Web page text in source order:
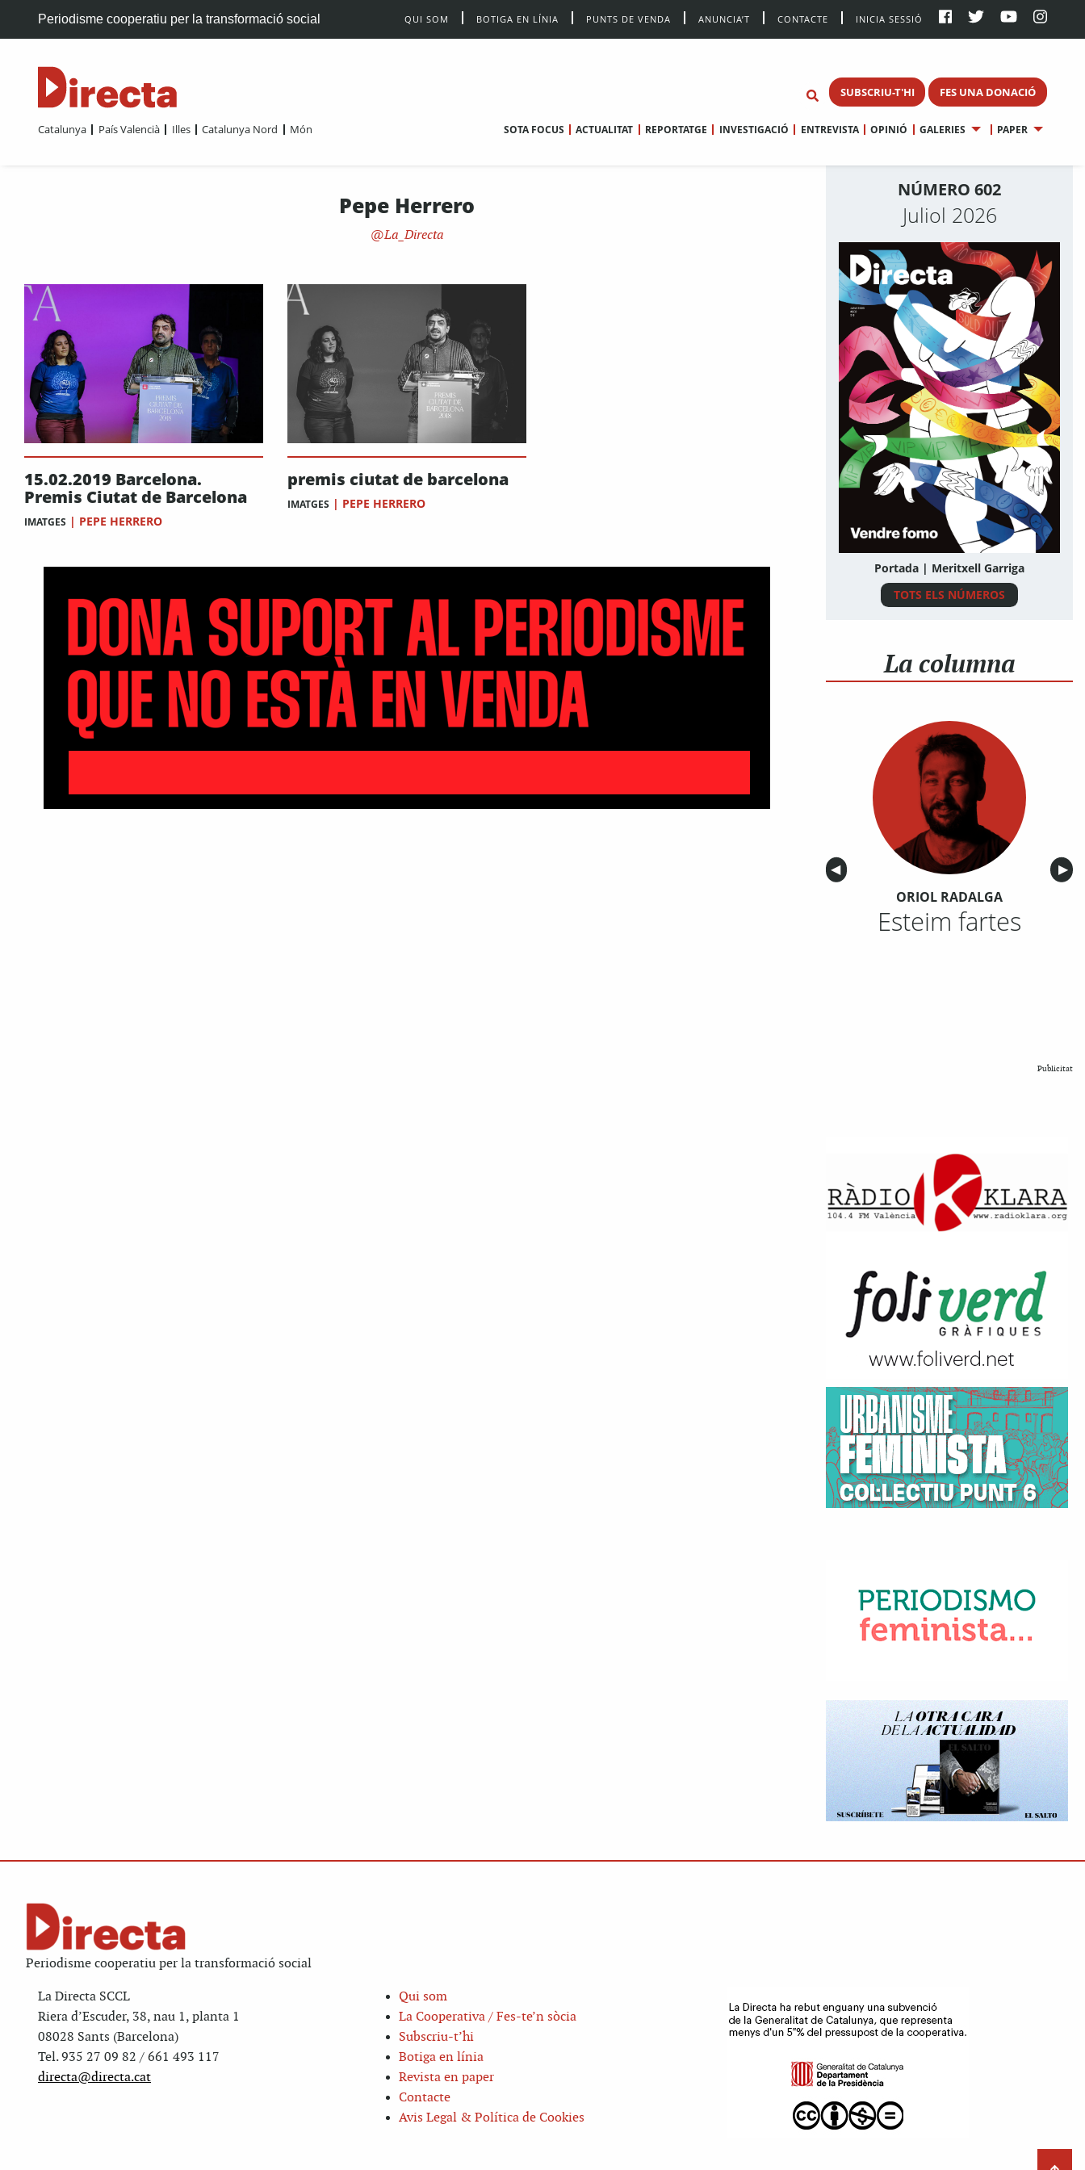
Periodisme cooperatiu per la transformació social QUI SOM BOTIGA EN LÍNIA PUNTS DE VENDA ANUNCIA’T CONTACTE INICIA SESSIÓ
SUBSCRIU-T'HI FES UNA DONACIÓ
Catalunya País Valencià Illes Catalunya Nord Món SOTA FOCUS ACTUALITAT REPORTATGE INVESTIGACIÓ ENTREVISTA OPINIÓ GALERIES PAPER
Pepe Herrero
La_Directa
15.02.2019 Barcelona.
Premis Ciutat de Barcelona
IMATGES | PEPE HERRERO
premis ciutat de barcelona
IMATGES | PEPE HERRERO
NÚMERO 602
Juliol 2026
Portada | Meritxell Garriga
TOTS ELS NÚMEROS
La columna
Anterior
◀︎ ▶︎
ORIOL RADALGA
Esteim fartes
Publicitat
Periodisme cooperatiu per la transformació social
La Directa SCCL
Riera d’Escuder, 38, nau 1, planta 1
08028 Sants (Barcelona)
Tel. 935 27 09 82 / 661 493 117
directa@directa.cat
Qui som
La Cooperativa / Fes-te’n sòcia
Subscriu-t’hi
Botiga en línia
Revista en paper
Contacte
Avis Legal & Política de Cookies